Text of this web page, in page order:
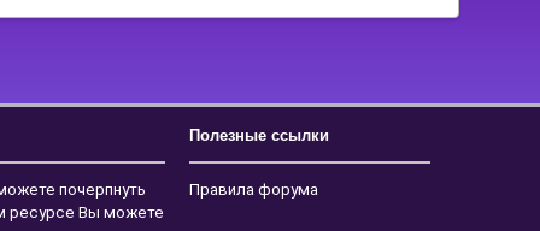
почерпнуть
ресурсе Вы можете
Полезные ссылки
Правила форума